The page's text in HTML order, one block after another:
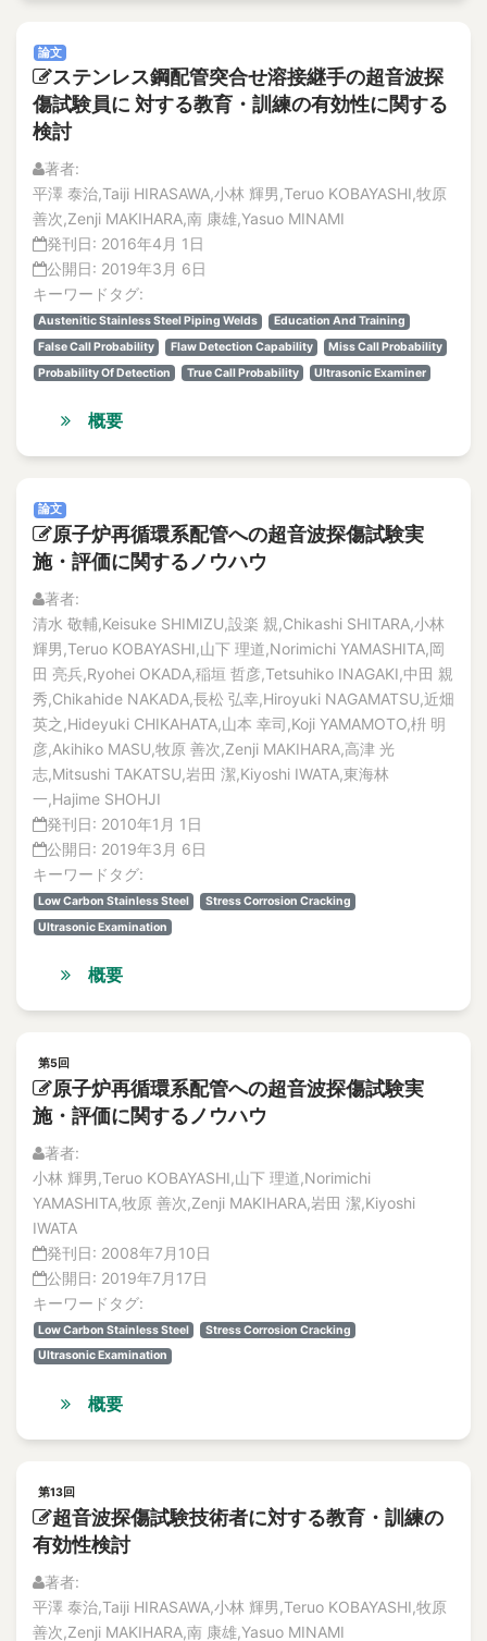
論文
ステンレス鋼配管突合せ溶接継手の超音波探
傷試験員に 対する教育・訓練の有効性に関する
検討
著者:
平澤 泰治,Taiji HIRASAWA,小林 輝男,Teruo KOBAYASHI,牧原
善次,Zenji MAKIHARA,南 康雄,Yasuo MINAMI
発刊日: 2016年4月 1日
公開日: 2019年3月 6日
キーワードタグ:
Austenitic Stainless Steel Piping Welds
Education And Training
False Call Probability
Flaw Detection Capability
Miss Call Probability
Probability Of Detection
True Call Probability Ultrasonic Examiner
概要
論文
原子炉再循環系配管への超音波探傷試験実
施・評価に関するノウハウ
著者:
清水 敬輔,Keisuke SHIMIZU,設楽 親,Chikashi SHITARA,小林
輝男,Teruo KOBAYASHI,山下 理道,Norimichi YAMASHITA,岡
田 亮兵,Ryohei OKADA,稲垣 哲彦,Tetsuhiko INAGAKI,中田 親
秀,Chikahide NAKADA,長松 弘幸,Hiroyuki NAGAMATSU,近畑
英之,Hideyuki CHIKAHATA,山本 幸司,Koji YAMAMOTO,枡 明
彦,Akihiko MASU,牧原 善次,Zenji MAKIHARA,高津 光
志,Mitsushi TAKATSU,岩田 潔,Kiyoshi IWATA,東海林
一,Hajime SHOHJI
発刊日: 2010年1月 1日
公開日: 2019年3月 6日
キーワードタグ:
Low Carbon Stainless Steel
Stress Corrosion Cracking
Ultrasonic Examination
概要
第5回
原子炉再循環系配管への超音波探傷試験実
施・評価に関するノウハウ
著者:
小林 輝男,Teruo KOBAYASHI,山下 理道,Norimichi
YAMASHITA,牧原 善次,Zenji MAKIHARA,岩田 潔,Kiyoshi
IWATA
発刊日: 2008年7月10日
公開日: 2019年7月17日
キーワードタグ:
Low Carbon Stainless Steel
Stress Corrosion Cracking
Ultrasonic Examination
概要
第13回
超音波探傷試験技術者に対する教育・訓練の
有効性検討
著者:
平澤 泰治,Taiji HIRASAWA,小林 輝男,Teruo KOBAYASHI,牧原
善次,Zenji MAKIHARA,南 康雄,Yasuo MINAMI